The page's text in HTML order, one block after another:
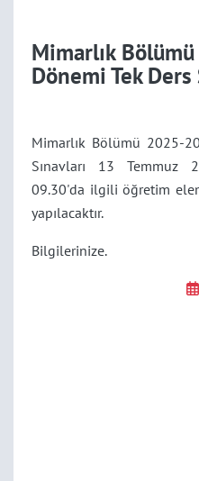
Mimarlık
Dönemi Tek Ders
Mimarlık Bölümü 2025-
Sınavları 13 Temmuz
09.30'da ilgili öğretim
yapılacaktır.
Bilgilerinize.